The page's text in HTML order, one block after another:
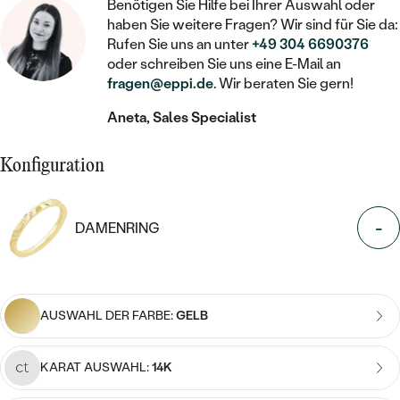
MIT FÜLLUNG
IM SET
LAB GROWN DIAMANTEN ZUM
EINFASSEN
FARBIGE DIAMANTEN ZUM EINFASSEN
MIT LAB GROWN DIAMANT
MIT FARBIGEN DIAMANTEN
MIT SCHWARZEN DIAMANTEN
SCHMUCK FÜR KINDER
BROSCHEN
SCHMUCKZUBEHÖR
NACH MATERIAL
GOLD
SILBER
PLATIN
NACH STEIN
DIAMANTSCHMUCK
KINDER
PIERCINGS
MIT DIAMANT
MIT EDELSTEIN
PERLENOHRRINGE
NACH PREIS
PREISWERTE
LUXURIÖSE
MEDAILLON
KETTEN
HERZKETTEN
MIT TIEREN
NACH EDELSTEIN
MIT DIAMANT
MIT EDELSTEIN
PERLENKETTEN
NACH PREIS
SIEGELRINGE
PERSONALISIERT
MIT EDELSTEIN
NACH PREIS
PREISWERTE
Benötigen Sie Hilfe bei Ihrer Auswahl oder
haben Sie weitere Fragen? Wir sind für Sie da:
Rufen Sie uns an unter+49 304 6690376
oder schreiben Sie uns eine E-Mail an
fragen@eppi.de. Wir beraten Sie gern!
Aneta, Sales Specialist
Konfiguration
DAMENRING -
AUSWAHL DER FARBE:GELB
KARAT AUSWAHL:14K